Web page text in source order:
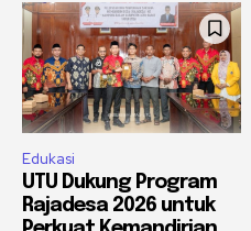
Edukasi
UTU Dukung Program
Rajadesa 2026 untuk